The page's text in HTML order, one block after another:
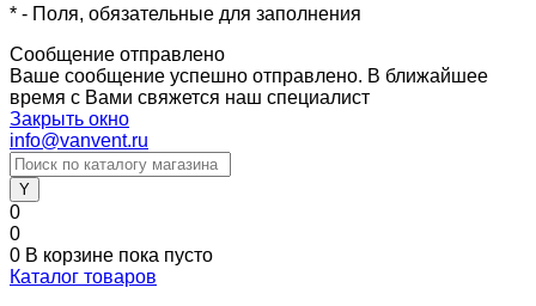
* - Поля, обязательные для заполнения
Сообщение отправлено
Ваше сообщение успешно отправлено. В ближайшее
время с Вами свяжется наш специалист
Закрыть окно
info@vanvent.ru
0
0
0 В корзине пока пусто
Каталог товаров